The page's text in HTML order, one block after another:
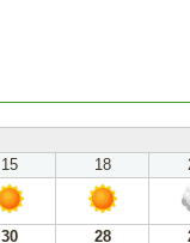
15 18
30 28